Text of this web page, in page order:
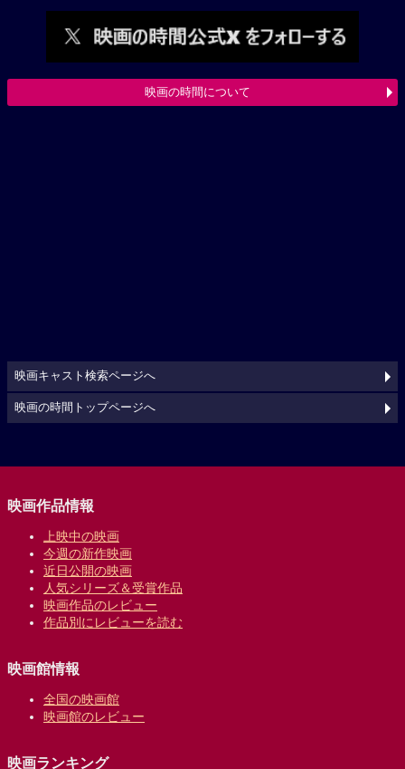
映画の時間について
映画キャスト検索ページへ
映画の時間トップページへ
映画作品情報
上映中の映画
今週の新作映画
近日公開の映画
人気シリーズ＆受賞作品
映画作品のレビュー
作品別にレビューを読む
映画館情報
全国の映画館
映画館のレビュー
映画ランキング